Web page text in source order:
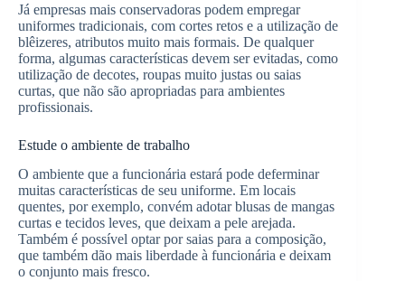
Já empresas mais conservadoras podem empregar
uniformes tradicionais, com cortes retos e a utilização de
blêizeres, atributos muito mais formais. De qualquer
forma, algumas características devem ser evitadas, como
utilização de decotes, roupas muito justas ou saias
curtas, que não são apropriadas para ambientes
profissionais.
Estude o ambiente de trabalho
O ambiente que a funcionária estará pode deferminar
muitas características de seu uniforme. Em locais
quentes, por exemplo, convém adotar blusas de mangas
curtas e tecidos leves, que deixam a pele arejada.
Também é possível optar por saias para a composição,
que também dão mais liberdade à funcionária e deixam
o conjunto mais fresco.